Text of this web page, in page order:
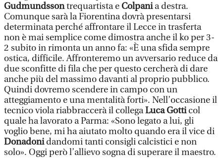
Gudmundssontrequartista e Colpania destra.
Comunque sarà la Fiorentina dovrà presentarsi
determinata perché affrontare il Lecce in trasferta
non è mai semplice come dimostra anche il ko per 3-
2 subito in rimonta un anno fa: «È una sfida sempre
ostica, difficile. Affronteremo un avversario reduce da
due sconfitte di fila che per questo cercherà di dare
anche più del massimo davanti al proprio pubblico.
Quindi dovremo scendere in campo con un
atteggiamento e una mentalità forti». Nell’occasione il
tecnico viola riabbraccerà il collegaLuca Gotticol
quale ha lavorato a Parma: «Sono legato a lui, gli
voglio bene, mi ha aiutato molto quando era il vice di
Donadonidandomi tanti consigli calcistici e non
solo». Oggi però l’allievo sogna di superare il maestro.